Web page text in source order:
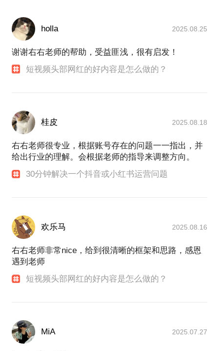
holla 2025.08.25
谢谢右右老师的帮助，受益匪浅，很有启发！
短视频头部网红的好内容是怎么做的？
桂皮 2025.08.18
右右老师很专业，根据账号存在的问题一一指出，并
给出行业的理解。会根据老师的指导来调整方向。
30分钟解决一个抖音或小红书运营问题
欢乐马 2025.08.16
右右老师非常nice，给到很清晰的框架和思路，感恩
遇到老师
短视频头部网红的好内容是怎么做的？
MiA 2025.07.27